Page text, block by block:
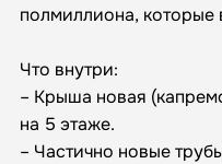
полмиллиона, которые
Что внутри:
– Крыша новая
на 5 этаже.
– Частично новые